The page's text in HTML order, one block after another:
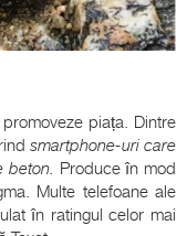
piața. Dintre
smartphone-uri care
beton. Produce în mod
Multe telefoane ale
în ratingul celor mai